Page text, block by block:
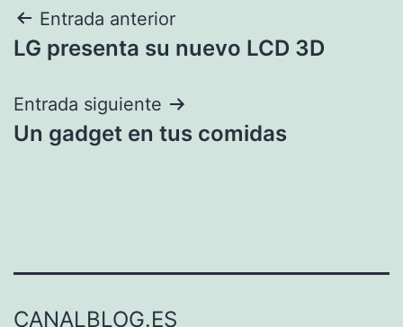
Navegación
de
entradas
Entrada anterior
LG presenta su nuevo LCD 3D
Entrada siguiente
Un gadget en tus comidas
CANALBLOG.ES